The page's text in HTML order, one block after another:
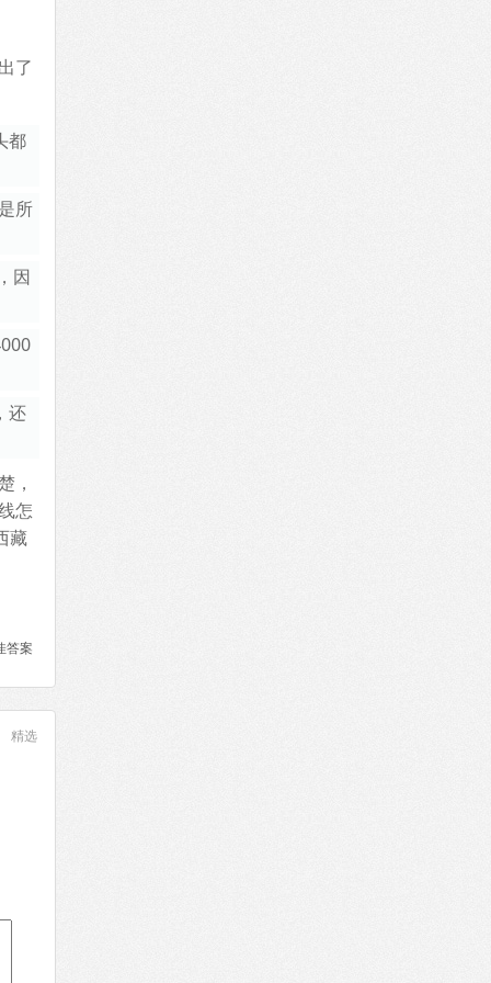
了
都
所
因
还
，
怎
藏
答案
精选